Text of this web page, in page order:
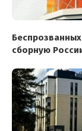
сборную